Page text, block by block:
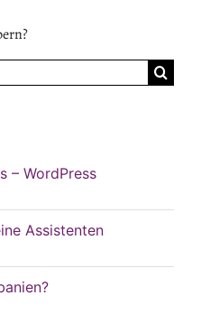
– WordPress
Assistenten